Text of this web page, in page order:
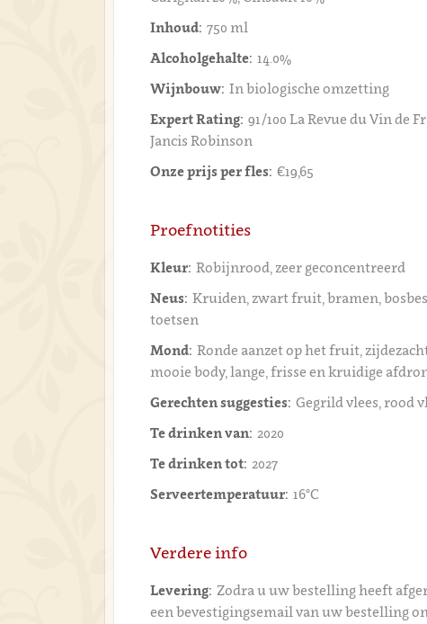
Inhoud: 750 ml
Alcoholgehalte: 14.0%
Wijnbouw: In biologische omzetting
Expert Rating: 91/100 La Revue du Vin de
Jancis Robinson
Onze prijs per fles: €19,65
Proefnotities
Kleur: Robijnrood, zeer geconcentreerd
Neus: Kruiden, zwart fruit, bramen,
toetsen
Mond: Ronde aanzet op het fruit,
mooie body, lange, frisse en kruidige
Gerechten suggesties: Gegrild vlees, rood
Te drinken van: 2020
Te drinken tot: 2027
Serveertemperatuur: 16°C
Verdere info
Levering: Zodra u uw bestelling heeft
een bevestigingsemail van uw bestelling